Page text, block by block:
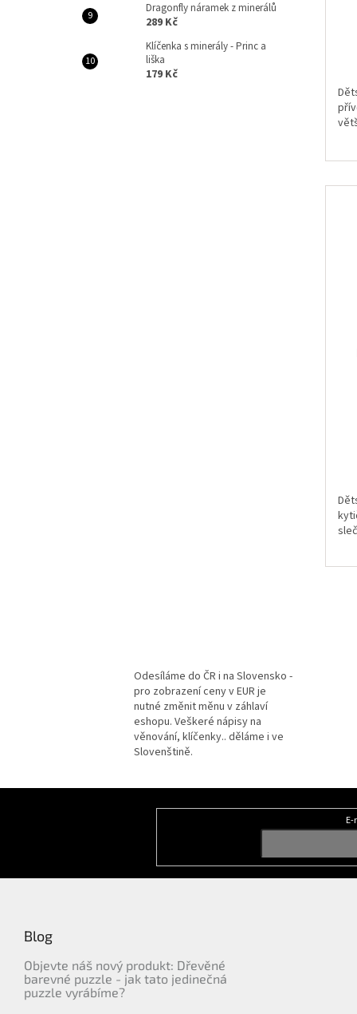
Dragonfly náramek z minerálů
289 Kč
Klíčenka s minerály - Princ a
liška
179 Kč
Odesíláme do ČR i na Slovensko -
pro zobrazení ceny v EUR je
nutné změnit měnu v záhlaví
eshopu. Veškeré nápisy na
věnování, klíčenky.. děláme i ve
Slovenštině.
í
Blog
Objevte náš nový produkt: Dřevěné
barevné puzzle - jak tato jedinečná
puzzle vyrábíme?